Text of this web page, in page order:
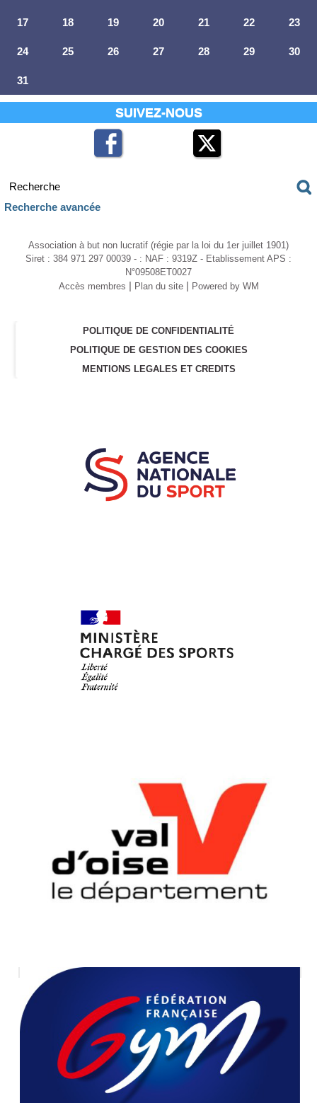
17 18 19 20 21 22 23
24 25 26 27 28 29 30
31
SUIVEZ-NOUS
Recherche avancée
Association à but non lucratif (régie par la loi du 1er juillet 1901)
Siret : 384 971 297 00039 - : NAF : 9319Z - Etablissement APS :
N°09508ET0027
Accès membres | Plan du site | Powered by WM
POLITIQUE DE CONFIDENTIALITÉ
POLITIQUE DE GESTION DES COOKIES
MENTIONS LEGALES ET CREDITS